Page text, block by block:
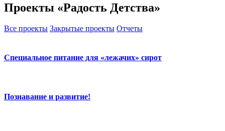
Проекты «Радость Детства»
Все проекты Закрытые проекты Отчеты
Специальное питание для «лежачих» сирот
Познавание и развитие!